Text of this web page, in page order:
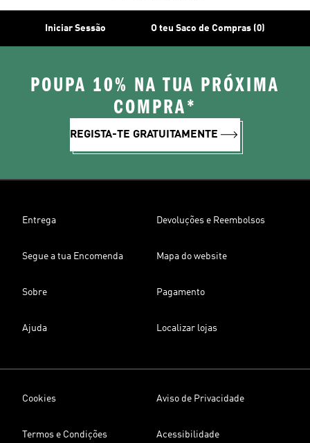
Iniciar Sessão O teu Saco de Compras (0)
POUPA 10% NA TUA PRÓXIMA
COMPRA*
REGISTA-TE GRATUITAMENTE
Entrega Devoluções e Reembolsos
Segue a tua Encomenda Mapa do website
Sobre Pagamento
Ajuda Localizar lojas
Cookies Aviso de Privacidade
Termos e Condições Acessibilidade